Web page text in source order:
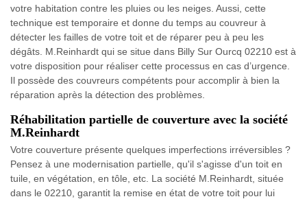
votre habitation contre les pluies ou les neiges. Aussi, cette
technique est temporaire et donne du temps au couvreur à
détecter les failles de votre toit et de réparer peu à peu les
dégâts. M.Reinhardt qui se situe dans Billy Sur Ourcq 02210 est à
votre disposition pour réaliser cette processus en cas d’urgence.
Il possède des couvreurs compétents pour accomplir à bien la
réparation après la détection des problèmes.
Réhabilitation partielle de couverture avec la société
M.Reinhardt
Votre couverture présente quelques imperfections irréversibles ?
Pensez à une modernisation partielle, qu'il s'agisse d'un toit en
tuile, en végétation, en tôle, etc. La société M.Reinhardt, située
dans le 02210, garantit la remise en état de votre toit pour lui